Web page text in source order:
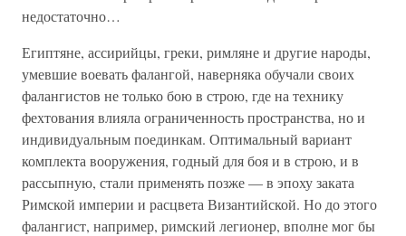
недостаточно…
Египтяне, ассирийцы, греки, римляне и другие народы,
умевшие воевать фалангой, наверняка обучали своих
фалангистов не только бою в строю, где на технику
фехтования влияла ограниченность пространства, но и
индивидуальным поединкам. Оптимальный вариант
комплекта вооружения, годный для боя и в строю, и в
рассыпную, стали применять позже — в эпоху заката
Римской империи и расцвета Византийской. Но до этого
фалангист, например, римский легионер, вполне мог бы